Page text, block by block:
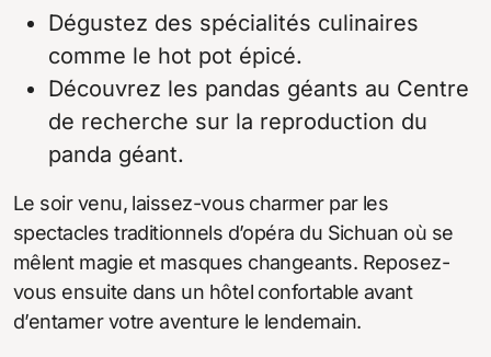
Dégustez des spécialités culinaires
comme le hot pot épicé.
Découvrez les pandas géants au Centre
de recherche sur la reproduction du
panda géant.
Le soir venu, laissez-vous charmer par les
spectacles traditionnels d’opéra du Sichuan où se
mêlent magie et masques changeants. Reposez-
vous ensuite dans un hôtel confortable avant
d’entamer votre aventure le lendemain.